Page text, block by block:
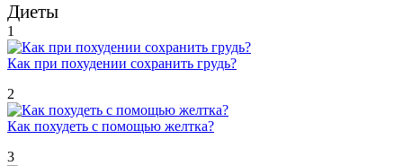
Диеты
1
Как при похудении сохранить грудь?
2
Как похудеть с помощью желтка?
3